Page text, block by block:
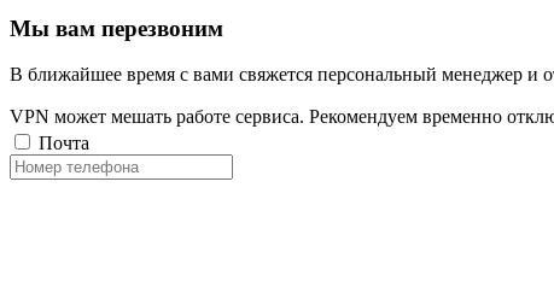
Мы вам перезвоним
В ближайшее время с вами свяжется персональный менеджер и
VPN может мешать работе сервиса. Рекомендуем временно
Почта